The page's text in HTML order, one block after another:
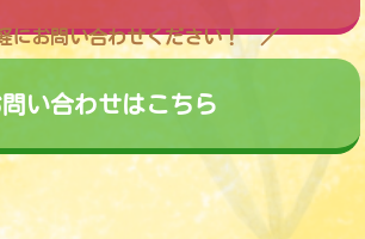
にお問い合わせください！
問い合わせはこちら